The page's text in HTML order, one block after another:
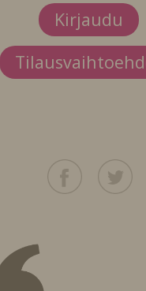
Kirjaudu